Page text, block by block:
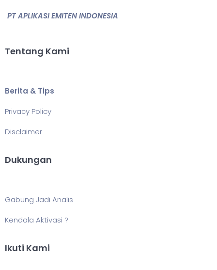
PT APLIKASI EMITEN INDONESIA
Tentang Kami
Berita & Tips
Privacy Policy
Disclaimer
Dukungan
Gabung Jadi Analis
Kendala Aktivasi ?
Ikuti Kami